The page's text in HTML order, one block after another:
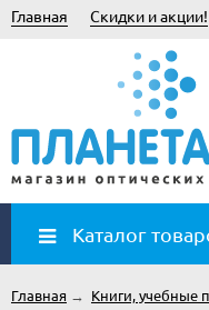
Главная Скидки и акции!
Каталог
Главная → Книги, учебные